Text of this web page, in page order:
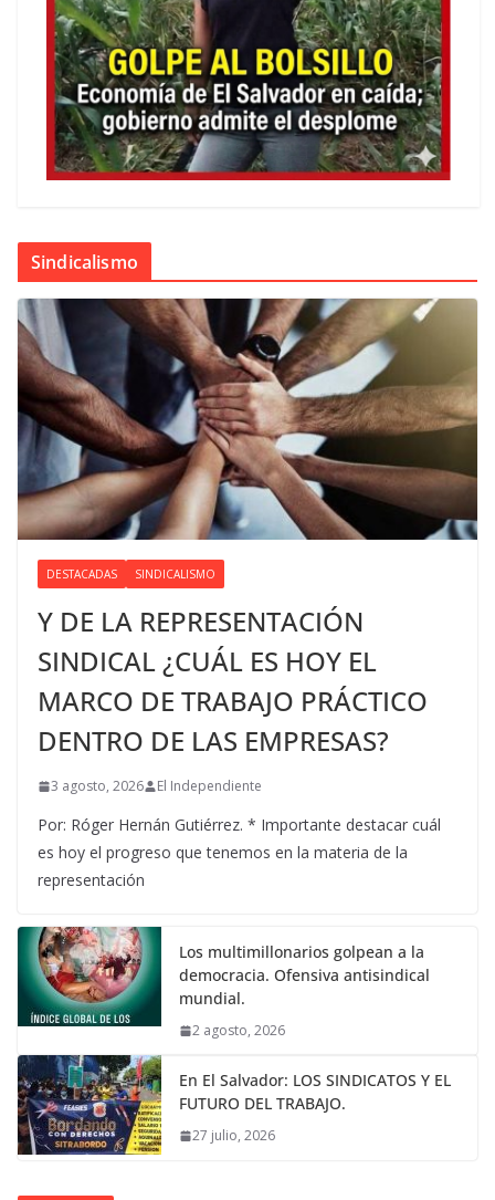
Sindicalismo
DESTACADAS SINDICALISMO
Y DE LA REPRESENTACIÓN
SINDICAL ¿CUÁL ES HOY EL
MARCO DE TRABAJO PRÁCTICO
DENTRO DE LAS EMPRESAS?
3 agosto, 2026 El Independiente
Por: Róger Hernán Gutiérrez. * Importante destacar cuál
es hoy el progreso que tenemos en la materia de la
representación
Los multimillonarios golpean a la
democracia. Ofensiva antisindical
mundial.
2 agosto, 2026
En El Salvador: LOS SINDICATOS Y EL
FUTURO DEL TRABAJO.
27 julio, 2026